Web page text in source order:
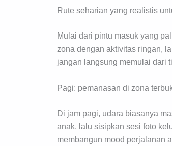
Rute seharian yang realistis
Mulai dari pintu masuk yang
zona dengan aktivitas ringan,
jangan langsung memulai dari
Pagi: pemanasan di zona
Di jam pagi, udara biasanya
anak, lalu sisipkan sesi foto
membangun mood perjalanan